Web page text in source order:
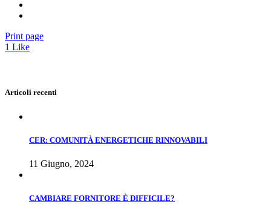
Print page
1 Like
Articoli recenti
CER: COMUNITÀ ENERGETICHE RINNOVABILI
11 Giugno, 2024
CAMBIARE FORNITORE È DIFFICILE?